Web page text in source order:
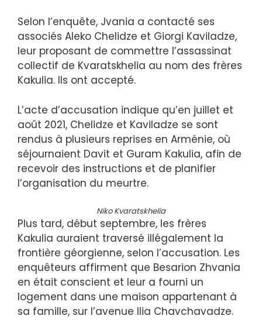
Selon l’enquête, Jvania a contacté ses
associés Aleko Chelidze et Giorgi Kaviladze,
leur proposant de commettre l’assassinat
collectif de Kvaratskhelia au nom des frères
Kakulia. Ils ont accepté.
L’acte d’accusation indique qu’en juillet et
août 2021, Chelidze et Kaviladze se sont
rendus à plusieurs reprises en Arménie, où
séjournaient Davit et Guram Kakulia, afin de
recevoir des instructions et de planifier
l’organisation du meurtre.
Niko Kvaratskhelia
Plus tard, début septembre, les frères
Kakulia auraient traversé illégalement la
frontière géorgienne, selon l’accusation. Les
enquêteurs affirment que Besarion Zhvania
en était conscient et leur a fourni un
logement dans une maison appartenant à
sa famille, sur l’avenue Ilia Chavchavadze.